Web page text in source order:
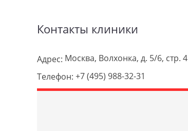
Контакты клиники
Адрес: Москва, Волхонка, д. 5/6, стр. 4
Телефон: +7 (495) 988-32-31